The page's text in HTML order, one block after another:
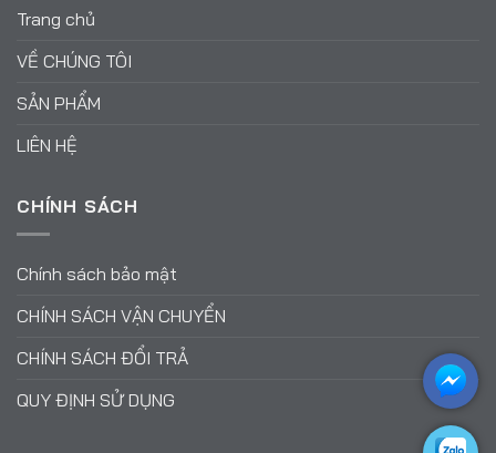
Trang chủ
VỀ CHÚNG TÔI
SẢN PHẨM
LIÊN HỆ
CHÍNH SÁCH
Chính sách bảo mật
CHÍNH SÁCH VẬN CHUYỂN
CHÍNH SÁCH ĐỔI TRẢ
QUY ĐỊNH SỬ DỤNG